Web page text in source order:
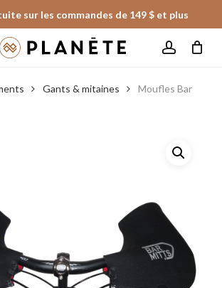
sur les commandes de 149 $ et plus
Fermer
le
panier
Gants & mitaines
Moufles Bar